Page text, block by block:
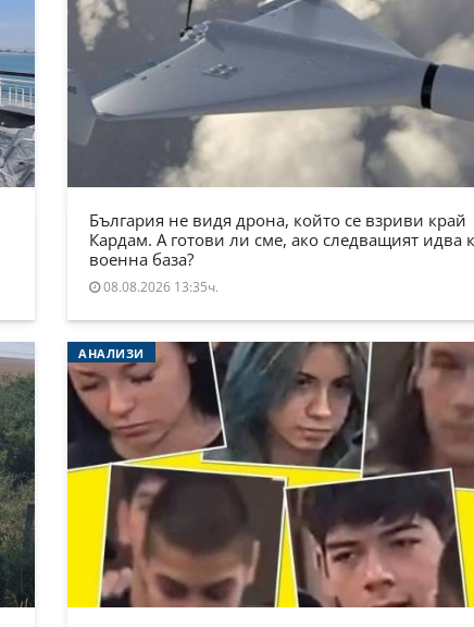
България не видя дрона, който се взриви край
Кардам. А готови ли сме, ако следващият идва
военна база?
08.08.2026 13:35ч.
АНАЛИЗИ